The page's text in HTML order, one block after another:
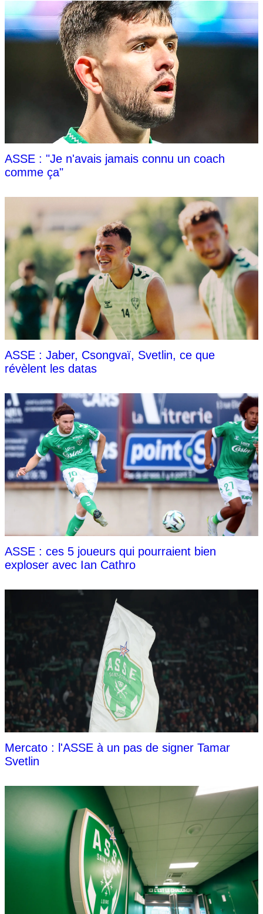
ASSE : "Je n'avais jamais connu un coach
comme ça"
ASSE : Jaber, Csongvaï, Svetlin, ce que
révèlent les datas
ASSE : ces 5 joueurs qui pourraient bien
exploser avec Ian Cathro
Mercato : l'ASSE à un pas de signer Tamar
Svetlin